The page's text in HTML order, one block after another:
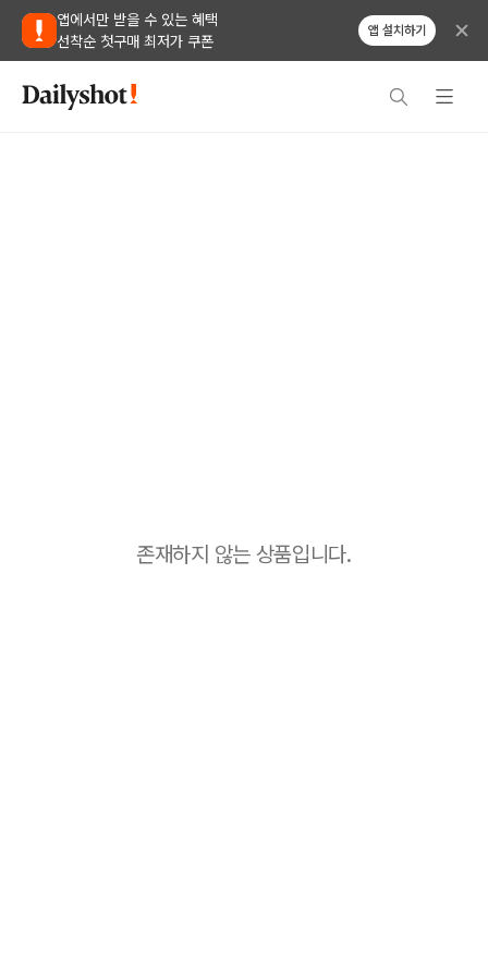
앱에서만 받을 수 있는 혜택
선착순 첫구매 최저가 쿠폰
앱 설치하기
존재하지 않는 상품입니다.